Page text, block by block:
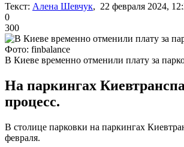
Текст: Алена Шевчук, 22 февраля 2024,
0
300
Фото: finbalance
В Киеве временно отменили плату за
На паркингах
процесс.
В столице парковки на паркингах
февраля.